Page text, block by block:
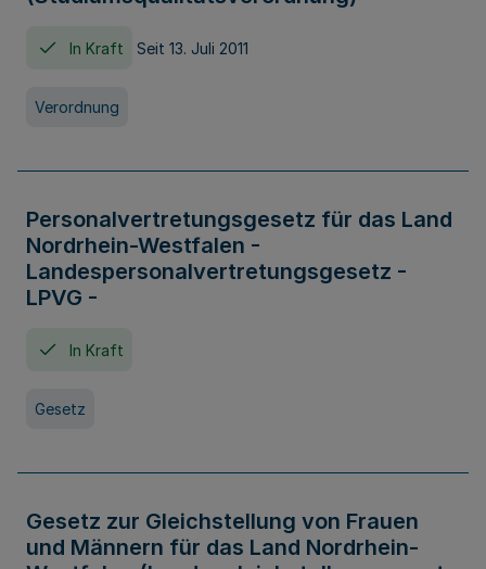
In Kraft Seit 13. Juli 2011
Verordnung
Personalvertretungsgesetz für das Land
Nordrhein-Westfalen -
Landespersonalvertretungsgesetz -
LPVG -
In Kraft
Gesetz
Gesetz zur Gleichstellung von Frauen
und Männern für das Land Nordrhein-